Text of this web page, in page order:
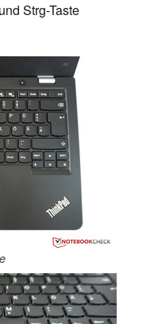
Strg-Taste